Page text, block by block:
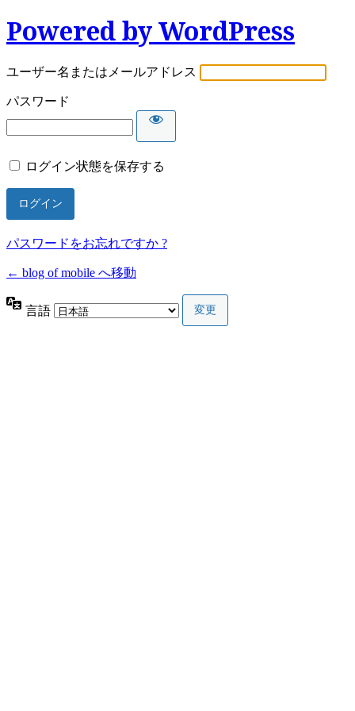
Powered by WordPress
ユーザー名またはメールアドレス
パスワード
ログイン状態を保存する
パスワードをお忘れですか ?
← blog of mobile へ移動
言語